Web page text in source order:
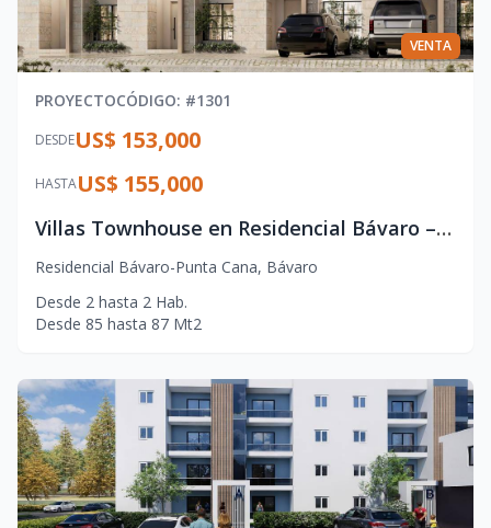
VENTA
PROYECTOCÓDIGO: #1301
DESDEUS$ 153,000
HASTAUS$ 155,000
Villas Townhouse en Residencial Bávaro – Punta Cana con Jacuzzi y Terraza
Residencial Bávaro-Punta Cana, Bávaro
Desde 2 hasta 2 Hab.
Desde 85 hasta 87 Mt2